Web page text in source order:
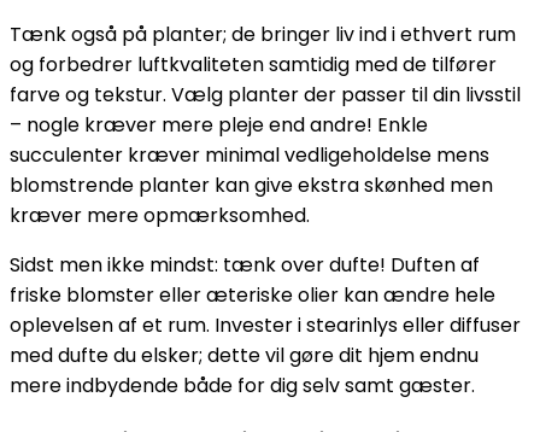
Tænk også på planter; de bringer liv ind i ethvert rum
og forbedrer luftkvaliteten samtidig med de tilfører
farve og tekstur. Vælg planter der passer til din livsstil
– nogle kræver mere pleje end andre! Enkle
succulenter kræver minimal vedligeholdelse mens
blomstrende planter kan give ekstra skønhed men
kræver mere opmærksomhed.
Sidst men ikke mindst: tænk over dufte! Duften af
friske blomster eller æteriske olier kan ændre hele
oplevelsen af et rum. Invester i stearinlys eller diffuser
med dufte du elsker; dette vil gøre dit hjem endnu
mere indbydende både for dig selv samt gæster.